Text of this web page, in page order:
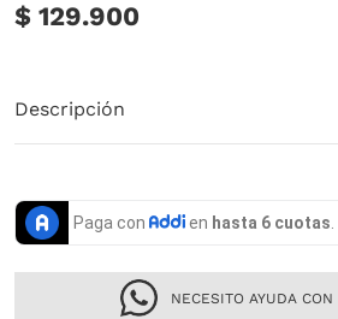
$ 129.900
Descripción
NECESITO AYUDA CON